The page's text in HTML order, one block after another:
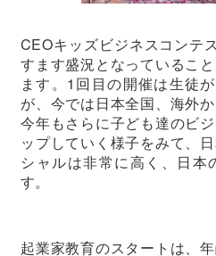
CEOキッズビジネスコンテ
すます盛況となっているこ
ます。1回目の開催は生徒
が、今では日本全国、海外
今年もさらに子ども達のビ
ップしていく様子をみて、
シャルは非常に高く、日
す。
起業家教育のスタートは、